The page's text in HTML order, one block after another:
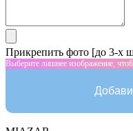
Прикрепить фото [до 3-х
Выберите лишнее изображение,